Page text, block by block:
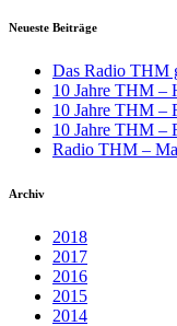
Neueste Beiträge
Das Radio THM
10 Jahre THM –
10 Jahre THM –
10 Jahre THM –
Radio THM –
Archiv
2018
2017
2016
2015
2014